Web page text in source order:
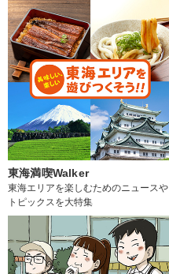
東海満喫Walker
東海エリアを楽しむためのニュースや
トピックスを大特集